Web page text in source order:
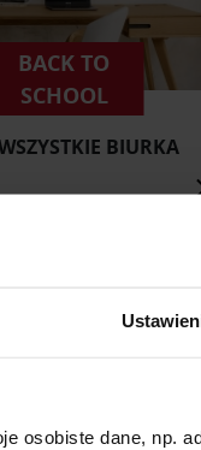
osobiste dane, np.
BACK TO
SCHOOL
BIURKA
MEBLE, JADALNIA